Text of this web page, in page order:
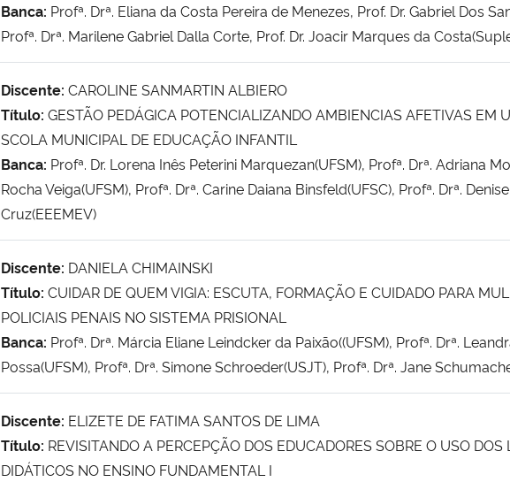
Banca: Profª. Drª. Eliana da Costa Pereira de Menezes, Prof. Dr. Gabriel Dos
Profª. Drª. Marilene Gabriel Dalla Corte, Prof. Dr. Joacir Marques da
Discente:CAROLINE SANMARTIN ALBIERO
Título:GESTÃO PEDÁGICA POTENCIALIZANDO AMBIENCIAS AFETIVAS EM
SCOLA MUNICIPAL DE EDUCAÇÃO INFANTIL
Banca: Profª. Dr. Lorena Inês Peterini Marquezan(UFSM), Profª. Drª. Adriana
Rocha Veiga(UFSM), Profª. Drª. Carine Daiana Binsfeld(UFSC), Profª. Drª.
Cruz(EEEMEV)
Discente: DANIELA CHIMAINSKI
Título:CUIDAR DE QUEM VIGIA: ESCUTA, FORMAÇÃO E CUIDADO PARA
POLICIAIS PENAIS NO SISTEMA PRISIONAL
Banca: Profª. Drª. Márcia Eliane Leindcker da Paixão((UFSM), Profª. Drª.
Possa(UFSM), Profª. Drª. Simone Schroeder(USJT), Profª. Drª. Jane
Discente: ELIZETE DE FATIMA SANTOS DE LIMA
Título: REVISITANDO A PERCEPÇÃO DOS EDUCADORES SOBRE O USO DOS
DIDÁTICOS NO ENSINO FUNDAMENTAL I